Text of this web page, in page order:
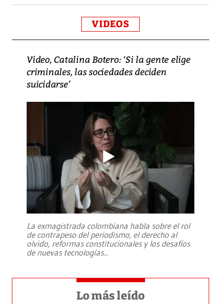
VIDEOS
Video, Catalina Botero: ‘Si la gente elige
criminales, las sociedades deciden
suicidarse’
La exmagistrada colombiana habla sobre el rol
de contrapeso del periodismo, el derecho al
olvido, reformas constitucionales y los desafíos
de nuevas tecnologías...
Lo más leído